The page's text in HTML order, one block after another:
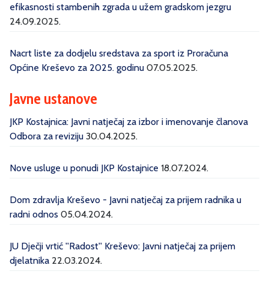
efikasnosti stambenih zgrada u užem gradskom jezgru
24.09.2025.
Nacrt liste za dodjelu sredstava za sport iz Proračuna
Općine Kreševo za 2025. godinu 07.05.2025.
Javne ustanove
JKP Kostajnica: Javni natječaj za izbor i imenovanje članova
Odbora za reviziju 30.04.2025.
Nove usluge u ponudi JKP Kostajnice 18.07.2024.
Dom zdravlja Kreševo - Javni natječaj za prijem radnika u
radni odnos 05.04.2024.
JU Dječji vrtić ''Radost'' Kreševo: Javni natječaj za prijem
djelatnika 22.03.2024.